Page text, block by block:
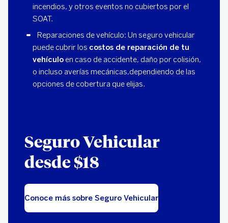
incendios, y otros eventos no cubiertos por el
SOAT.
Reparaciones de vehículo: Un seguro vehicular
puede cubrir los costos de reparación de tu
vehículo en caso de accidente, daño por colisión,
o incluso averías mecánicas,dependiendo de las
opciones de cobertura que elijas.
Seguro Vehicular
desde $18
Conoce más sobre Seguro Vehicular